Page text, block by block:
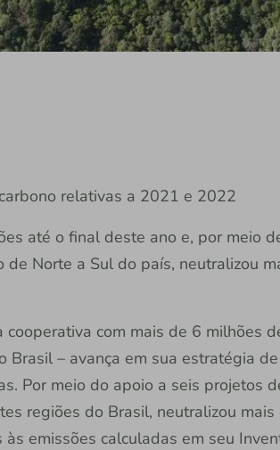
relativas a 2021 e 2022
até o final deste ano e, por meio
de Norte a Sul do país, neutralizou
cooperativa com mais de 6 milhões
Brasil – avança em sua estratégia
Por meio do apoio a seis projetos
regiões do Brasil, neutralizou
emissões calculadas em seu